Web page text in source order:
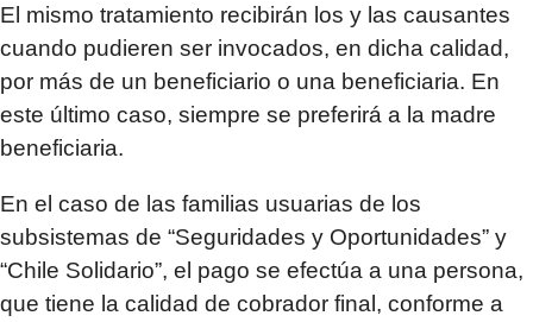
El mismo tratamiento recibirán los y las causantes
cuando pudieren ser invocados, en dicha calidad,
por más de un beneficiario o una beneficiaria. En
este último caso, siempre se preferirá a la madre
beneficiaria.
En el caso de las familias usuarias de los
subsistemas de “Seguridades y Oportunidades” y
“Chile Solidario”, el pago se efectúa a una persona,
que tiene la calidad de cobrador final, conforme a